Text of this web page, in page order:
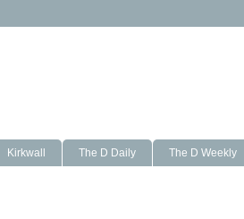
Kirkwall The D Daily The D Weekly